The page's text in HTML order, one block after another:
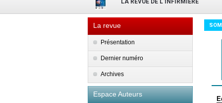
LA REVUE DE L'INFIRMIÈRE
La revue
Présentation
Dernier numéro
Archives
Espace Auteurs